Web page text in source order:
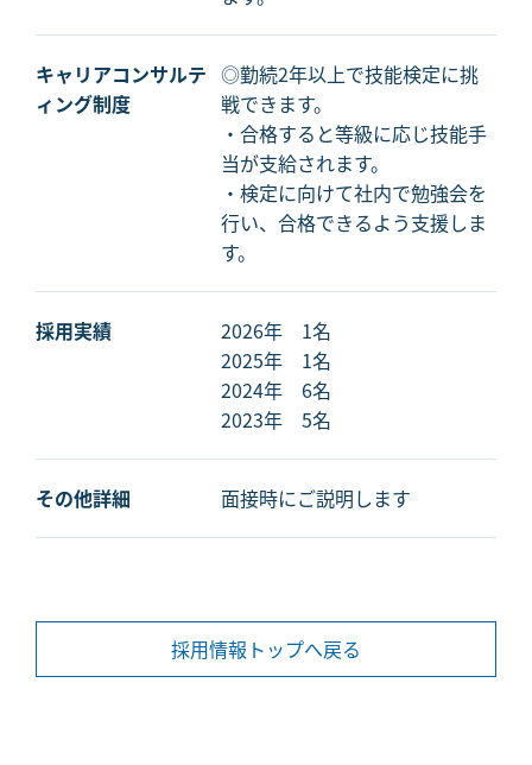
キャリアコンサルテ
ィング制度
◎勤続2年以上で技能検定に挑
戦できます。
・合格すると等級に応じ技能手
当が支給されます。
・検定に向けて社内で勉強会を
行い、合格できるよう支援しま
す。
採用実績
2026年 1名
2025年 1名
2024年 6名
2023年 5名
その他詳細 面接時にご説明します
採用情報トップへ戻る